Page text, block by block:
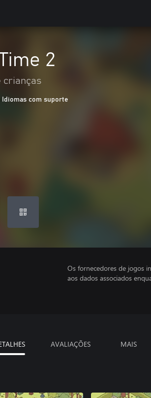
2
crianças
Idiomas com suporte
Os fornecedores de jogos
aos dados associados
AVALIAÇÕES MAIS